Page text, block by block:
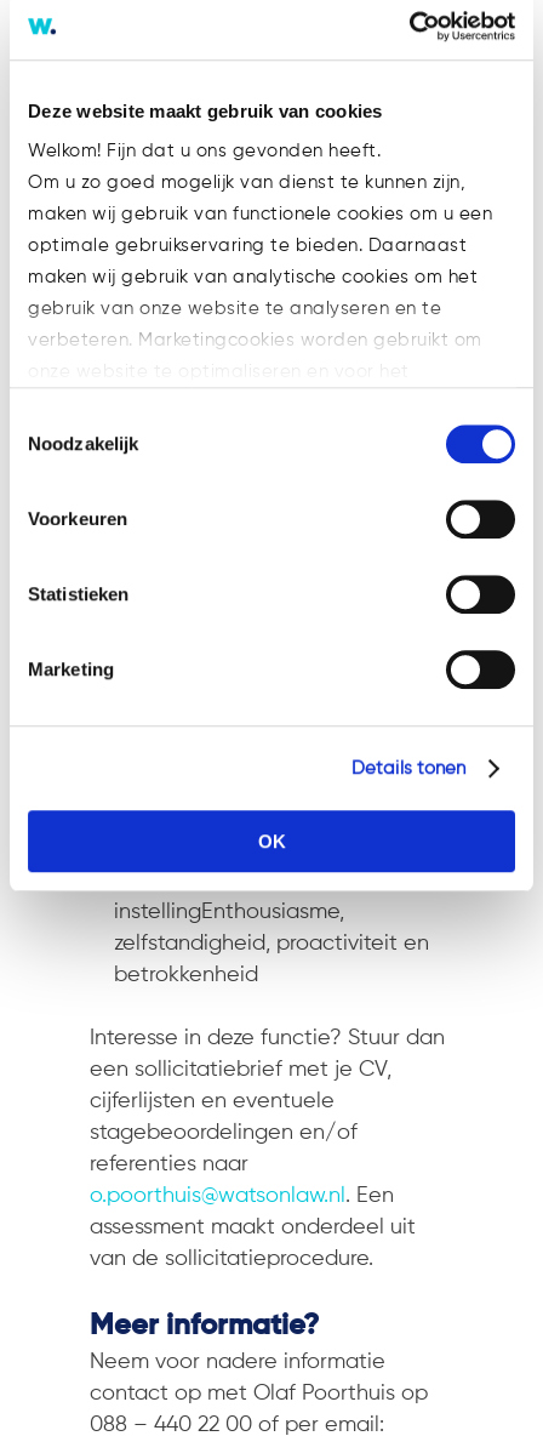
Deze website maakt gebruik van cookies
Welkom! Fijn dat u ons gevonden heeft.
Om u zo goed mogelijk van dienst te kunnen zijn,
maken wij gebruik van functionele cookies om u een
optimale gebruikservaring te bieden. Daarnaast
maken wij gebruik van analytische cookies om het
gebruik van onze website te analyseren en te
verbeteren. Marketingcookies worden gebruikt om
Welke cookies wij gebruiken, ziet u in de cookiebalk
hieronder. Mocht u meer informatie willen over onze
op: https://watsonlaw.nl/privacy/
Noodzakelijk
Voorkeuren
Statistieken
Marketing
Details tonen
OK
commercieel aan de weg timmert
niveau te verlenen?
Wij bieden
Uitstekende arbeidsvoorwaarden
Een dynamische en open
werkomgeving
Ruime ontplooiings- en
specialisatiekansen
Belangstelling voor
Sterke analytische en
van de Nederlandse en Engelse
Commerciële en doelgerichte
instellingEnthousiasme,
zelfstandigheid, proactiviteit en
betrokkenheid
Interesse in deze functie? Stuur dan
een sollicitatiebrief met je CV,
cijferlijsten en eventuele
stagebeoordelingen en/of
referenties naar
o.poorthuis@watsonlaw.nl . Een
assessment maakt onderdeel uit
van de sollicitatieprocedure.
Meer informatie?
Neem voor nadere informatie
contact op met Olaf Poorthuis op
088 – 440 22 00 of per email: